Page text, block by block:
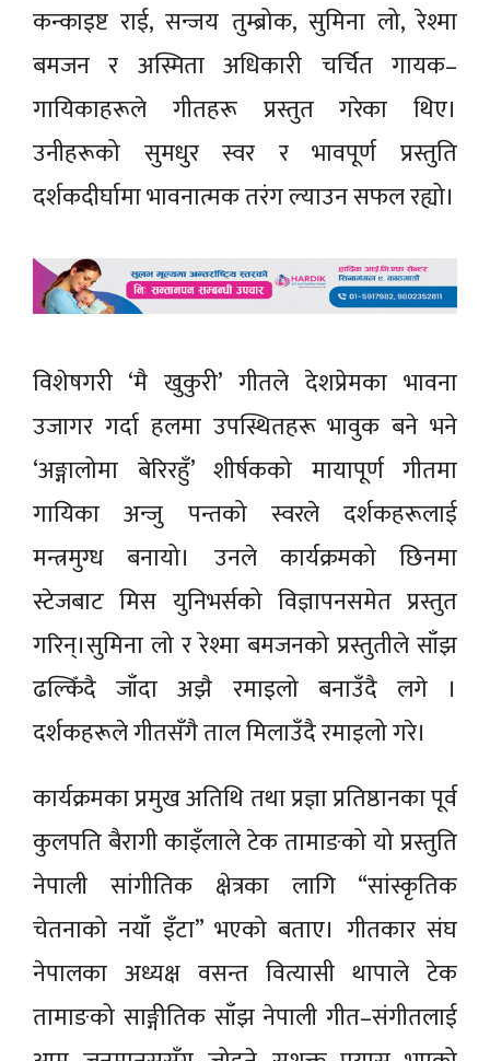
कन्काइष्ट राई, सन्जय तुम्ब्रोक, सुमिना लो, रेश्मा
बमजन र अस्मिता अधिकारी चर्चित गायक–
गायिकाहरूले गीतहरू प्रस्तुत गरेका थिए।
उनीहरूको सुमधुर स्वर र भावपूर्ण प्रस्तुति
दर्शकदीर्घामा भावनात्मक तरंग ल्याउन सफल रह्यो।
विशेषगरी ‘मै खुकुरी’ गीतले देशप्रेमका भावना
उजागर गर्दा हलमा उपस्थितहरू भावुक बने भने
‘अङ्गालोमा बेरिरहुँ’ शीर्षकको मायापूर्ण गीतमा
गायिका अन्जु पन्तको स्वरले दर्शकहरूलाई
मन्त्रमुग्ध बनायो। उनले कार्यक्रमको छिनमा
स्टेजबाट मिस युनिभर्सको विज्ञापनसमेत प्रस्तुत
गरिन्।सुमिना लो र रेश्मा बमजनको प्रस्तुतीले साँझ
ढल्किँदै जाँदा अझै रमाइलो बनाउँदै लगे ।
दर्शकहरूले गीतसँगै ताल मिलाउँदै रमाइलो गरे।
कार्यक्रमका प्रमुख अतिथि तथा प्रज्ञा प्रतिष्ठानका पूर्व
कुलपति बैरागी काइँलाले टेक तामाङको यो प्रस्तुति
नेपाली सांगीतिक क्षेत्रका लागि “सांस्कृतिक
चेतनाको नयाँ इँटा” भएको बताए। गीतकार संघ
नेपालका अध्यक्ष वसन्त वित्यासी थापाले टेक
तामाङको साङ्गीतिक साँझ नेपाली गीत–संगीतलाई